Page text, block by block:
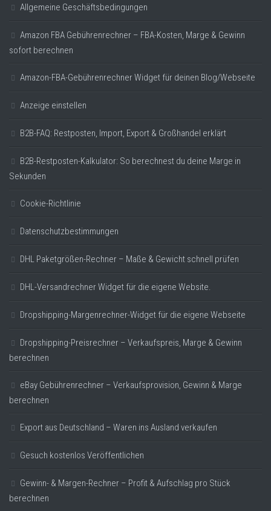
Allgemeine Geschäftsbedingungen
Amazon FBA Gebührenrechner – FBA-Kosten, Marge & Gewinn
sofort berechnen
Amazon-FBA-Gebührenrechner Widget für deinen Blog/Webseite
Anzeige einstellen
B2B-FAQ: Restposten, Import, Export & Großhandel erklärt
B2B-Restposten-Kalkulator: So berechnest du deine Marge in
Sekunden
Cookie-Richtlinie
Datenschutzbestimmungen
DHL Paketgrößen-Rechner – Maße & Gewicht schnell prüfen
DHL-Versandrechner Widget für die eigene Website.
Dropshipping-Margenrechner-Widget für die eigene Webseite
Dropshipping-Preisrechner – Verkaufspreis, Marge & Gewinn
berechnen
eBay Gebührenrechner – Verkaufsprovision, Gewinn & Marge
berechnen
Export aus Deutschland – Waren ins Ausland verkaufen
Gesuch kostenlos Veröffentlichen
Gewinn- & Margen-Rechner – Profit & Aufschlag pro Stück
berechnen